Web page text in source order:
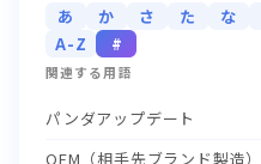
あ か さ た な
A-Z
#
関連する用語
パンダアップデート
OEM（相手先ブランド製造）